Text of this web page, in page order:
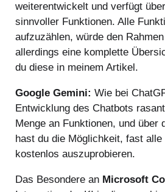
weiterentwickelt und verfügt
sinnvoller Funktionen. Alle
aufzuzählen, würde den
allerdings eine komplette
du diese in meinem Artikel.
Google Gemini: Wie bei
Entwicklung des Chatbots
Menge an Funktionen, und über
hast du die Möglichkeit, fast alle
kostenlos auszuprobieren.
Das Besondere an Microsoft